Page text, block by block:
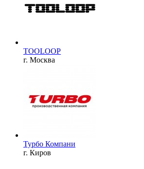
TOOLOOP
г. Москва
Турбо Компани
г. Киров